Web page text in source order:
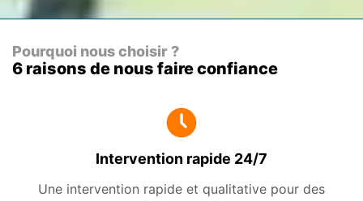
Pourquoi nous choisir ?
6 raisons de nous faire confiance
Intervention rapide 24/7
Une intervention rapide et qualitative pour des